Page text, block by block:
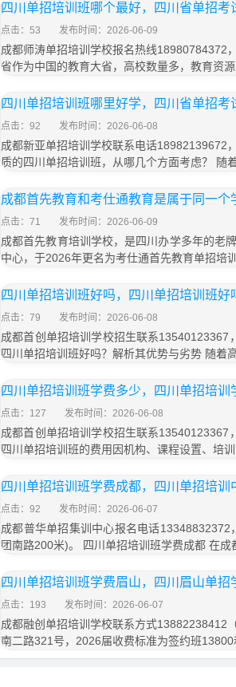
四川单招培训班哪个最好，四川省单招考
点击：53 发布时间：2026-06-09
成都师涛单招培训学校报名热线18980784372
省作为中国的教育大省，高校数量多，教育资
四川单招培训班哪里好学，四川省单招考
点击：92 发布时间：2026-06-08
成都新亚单招培训学校联系电话18982139672
质的四川单招培训班，从哪几个方面考虑？ 随
成都首先教育和考仕通教育是属于同一个
点击：71 发布时间：2026-06-09
成都首先教育培训学校，是四川办学多年的老
中心，于2026年更名为考仕通首先教育单招培
四川单招培训班好吗，四川单招培训班好
点击：79 发布时间：2026-06-08
成都首创单招培训学校招生联系13540123367
四川单招培训班好吗？解析其优势与劣势 随着
四川单招培训班学费多少，四川单招培训
点击：127 发布时间：2026-06-08
成都首创单招培训学校招生联系13540123367
四川单招培训班的费用因机构、课程设置、培
四川单招培训班学费成都，四川单招培训
点击：92 发布时间：2026-06-07
成都普华单招集训中心报名电话
团南路200米)。 四川单招培训班学费成都 在成
四川单招培训班学费眉山，四川眉山单招
点击：193 发布时间：2026-06-07
成都融创单招培训学校联系方式13882238412
南二路321号，2026届收费标准为签约班